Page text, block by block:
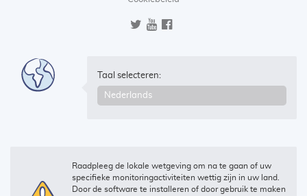
Taal selecteren:
Raadpleeg de lokale wetgeving om na te gaan of uw
specifieke monitoringactiviteiten wettig zijn in uw land.
Door de software te installeren of door gebruik te maken